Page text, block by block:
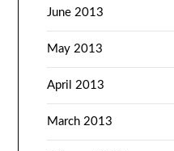
June 2013
May 2013
April 2013
March 2013